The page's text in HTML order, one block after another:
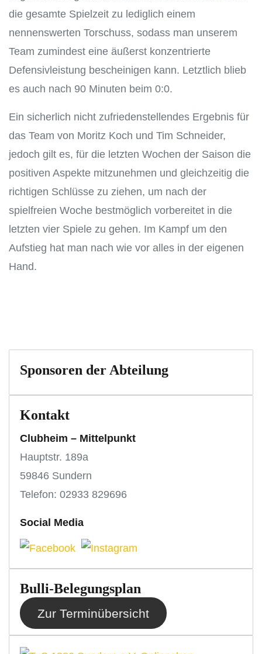
die gesamte Spielzeit zu lediglich einem
nennenswerten Torschuss, sodass man unserem
Team zumindest eine äußerst konzentrierte
Defensivleistung bescheinigen kann. Letztlich blieb
es auch nach 90 Minuten beim 0:0.
Ein sicherlich nicht zufriedenstellendes Ergebnis für
das Team von Moritz Koch und Tim Schneider,
jedoch gilt es, für die letzten Wochen der Saison die
positiven Aspekte mitzunehmen und gleichzeitig die
richtigen Schlüsse zu ziehen, um nach der
spielfreien Woche bestmöglich vorbereitet in die
letzten vier Spiele zu gehen. Im Kampf um den
Aufstieg hat man nach wie vor alles in der eigenen
Hand.
Sponsoren der Abteilung
Kontakt
Clubheim – Mittelpunkt
Hauptstr. 189a
59846 Sundern
Telefon: 02933 829696
Social Media
Bulli-Belegungsplan
Zur Terminübersicht